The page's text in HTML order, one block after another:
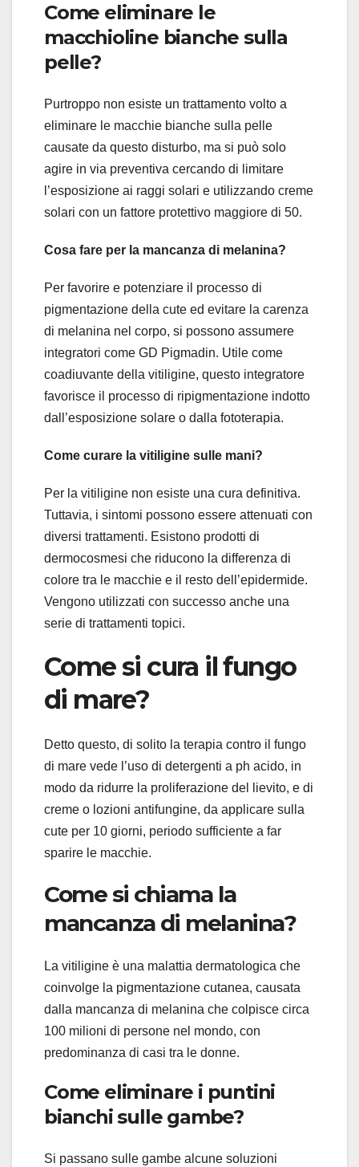
Come eliminare le
macchioline bianche sulla
pelle?
Purtroppo non esiste un trattamento volto a
eliminare le macchie bianche sulla pelle
causate da questo disturbo, ma si può solo
agire in via preventiva cercando di limitare
l’esposizione ai raggi solari e utilizzando creme
solari con un fattore protettivo maggiore di 50.
Cosa fare per la mancanza di melanina?
Per favorire e potenziare il processo di
pigmentazione della cute ed evitare la carenza
di melanina nel corpo, si possono assumere
integratori come GD Pigmadin. Utile come
coadiuvante della vitiligine, questo integratore
favorisce il processo di ripigmentazione indotto
dall’esposizione solare o dalla fototerapia.
Come curare la vitiligine sulle mani?
Per la vitiligine non esiste una cura definitiva.
Tuttavia, i sintomi possono essere attenuati con
diversi trattamenti. Esistono prodotti di
dermocosmesi che riducono la differenza di
colore tra le macchie e il resto dell’epidermide.
Vengono utilizzati con successo anche una
serie di trattamenti topici.
Come si cura il fungo
di mare?
Detto questo, di solito la terapia contro il fungo
di mare vede l’uso di detergenti a ph acido, in
modo da ridurre la proliferazione del lievito, e di
creme o lozioni antifungine, da applicare sulla
cute per 10 giorni, periodo sufficiente a far
sparire le macchie.
Come si chiama la
mancanza di melanina?
La vitiligine è una malattia dermatologica che
coinvolge la pigmentazione cutanea, causata
dalla mancanza di melanina che colpisce circa
100 milioni di persone nel mondo, con
predominanza di casi tra le donne.
Come eliminare i puntini
bianchi sulle gambe?
Si passano sulle gambe alcune soluzioni